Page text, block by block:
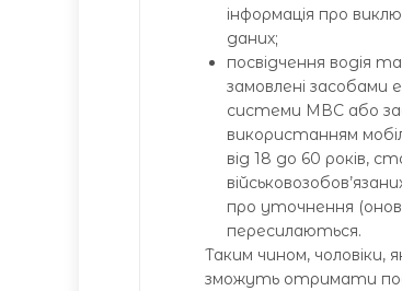
інформація про
даних;
посвідчення водія
замовлені засобами
системи МВС або
використанням
від 18 до 60 років,
про уточнення
пересилаються.
Таким чином, чоловіки,
зможуть отримати